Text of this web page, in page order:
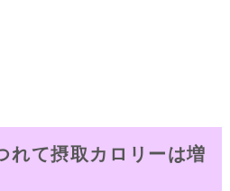
れて摂取カロリーは増